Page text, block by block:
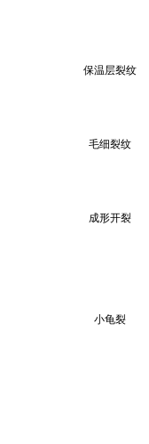
保温层裂纹
毛细裂纹
成形开裂
小龟裂